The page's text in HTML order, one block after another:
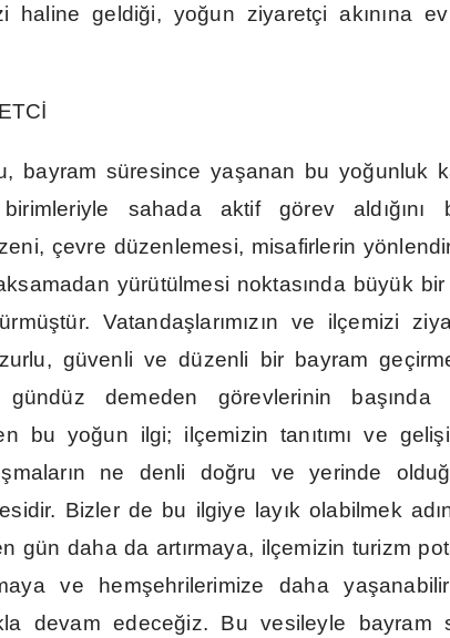
haline geldiği, yoğun ziyaretçi akınına
İ
bayram süresince yaşanan bu yoğunluk
sahada aktif görev ald ığını
çevre düzenlemesi, misafirlerin
yürütülmesi noktasında büyük bir
ştür. Vatandaş larımızın ve ilçemizi
güvenli ve düzenli bir bayram
demeden görevlerinin başında
bu yoğun ilgi; ilçemizin tanıtımı ve geliş
maların ne denli doğru ve yerinde olduğ
Bizler de bu ilgiye layık olabilmek adı
gün daha da artırmaya, ilçemizin turizm
ve hemşehrilerimize daha yaş
devam edeceğiz. Bu vesileyle bayram